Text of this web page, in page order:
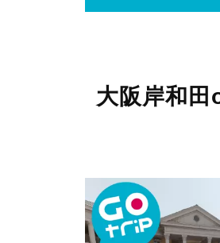
大阪岸和